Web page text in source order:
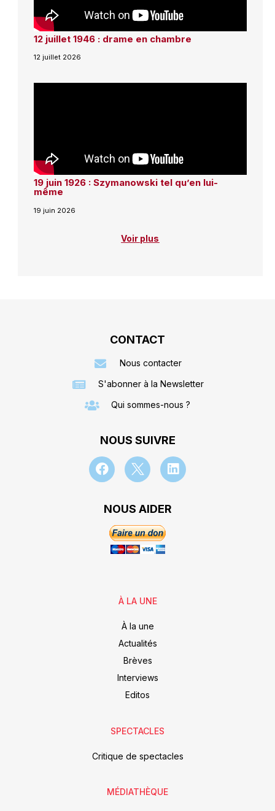
12 juillet 1946 : drame en chambre
12 juillet 2026
19 juin 1926 : Szymanowski tel qu’en lui-
même
19 juin 2026
Voir plus
CONTACT
Nous contacter
S'abonner à la Newsletter
Qui sommes-nous ?
NOUS SUIVRE
NOUS AIDER
À LA UNE
À la une
Actualités
Brèves
Interviews
Editos
SPECTACLES
Critique de spectacles
MÉDIATHÈQUE